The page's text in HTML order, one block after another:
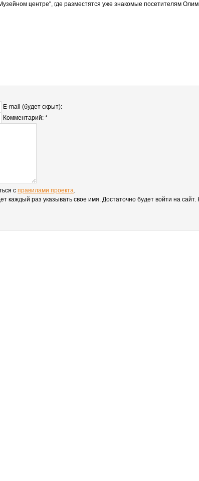
центре", где разместятся уже знакомые посетителям
E-mail (будет скрыт):
Комментарий: *
с правилами проекта.
каждый раз указывать свое имя. Достаточно будет войти на